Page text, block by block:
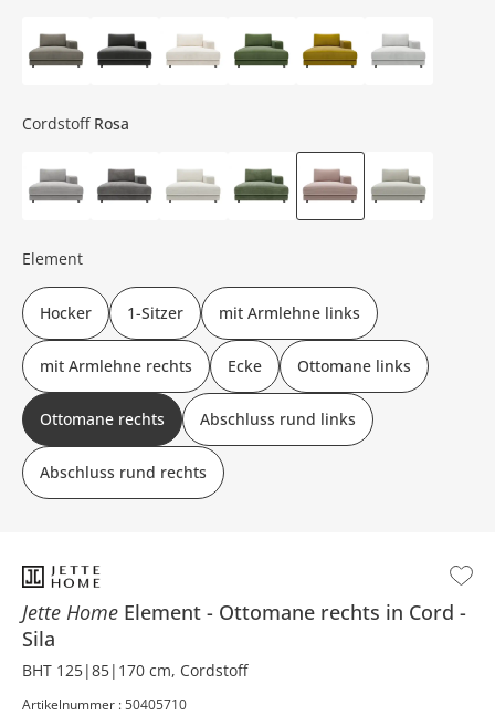
Jette Home Element
Ottomane rechts in Cord
Sila
BHT 125|85|170 cm, Cordstoff
Artikelnummer : 50405710
Cordstoff Rosa
Element
Hocker 1-Sitzer mit Armlehne links
mit Armlehne rechts Ecke Ottomane links
Ottomane rechts Abschluss rund links
Abschluss rund rechts